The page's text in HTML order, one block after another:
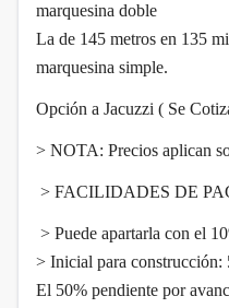
marquesina doble
La de 145 metros en 135
marquesina simple.
Opción a Jacuzzi ( Se
> NOTA: Precios aplican
> FACILIDADES DE
> Puede apartarla con el
> Inicial para construcción:
El 50% pendiente por